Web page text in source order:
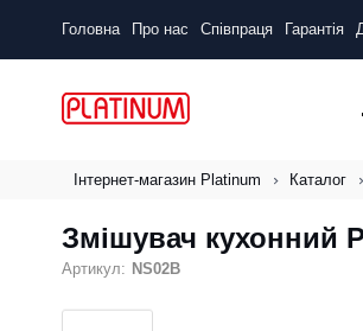
Головна Про нас Співпраця Гарантія
Інтернет-магазин Platinum Каталог
Змішувач кухонний
Артикул: NS02B